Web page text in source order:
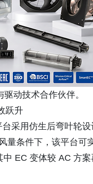
动技术合作伙伴。
跃升
采用仿生后弯叶轮
量条件下，该平台
EC 变体较 AC 方